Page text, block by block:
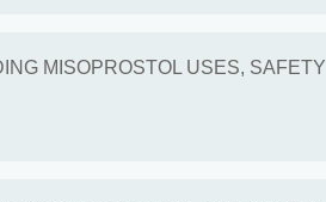
MISOPROSTOL USES, SAFETY